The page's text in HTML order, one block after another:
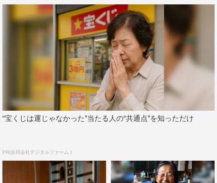
“宝くじは運じゃなかった”当たる人の“共通点”を知っただけ
PR(合同会社デジタルファーム )